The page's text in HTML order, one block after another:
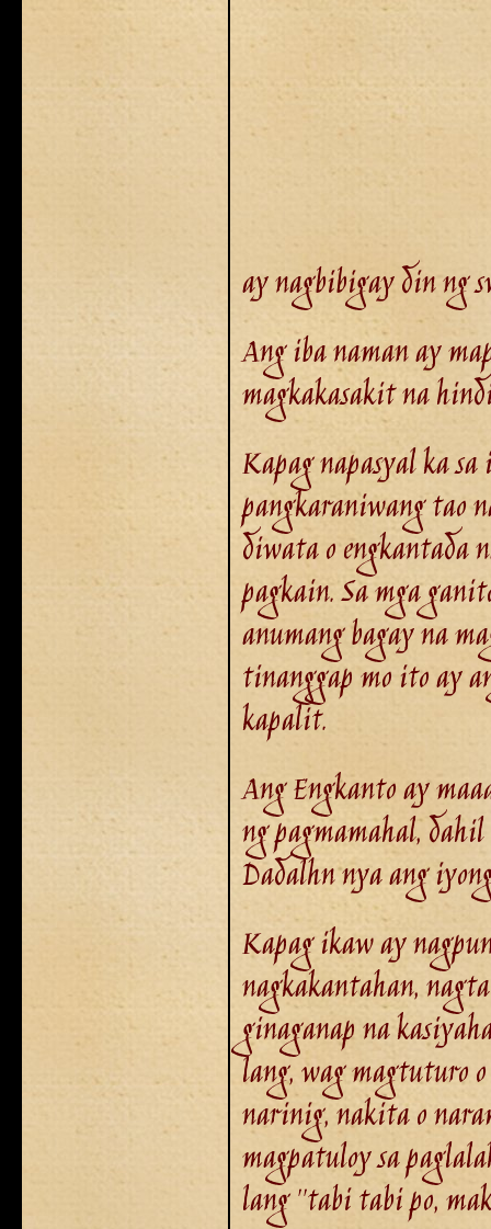
ay nagbibigay din ng
Ang iba naman ay
magkakasakit na
Kapag napasyal ka
pangkaraniwang tao
diwata o engkantada
pagkain. Sa mga
anumang bagay na
tinanggap mo ito ay
kapalit.
Ang Engkanto ay
ng pagmamahal,
Dadalhn nya ang
Kapag ikaw ay
nagkakantahan,
ginaganap na
lang, wag magtuturo
narinig, nakita o
magpatuloy sa
lang ''tabi tabi po,